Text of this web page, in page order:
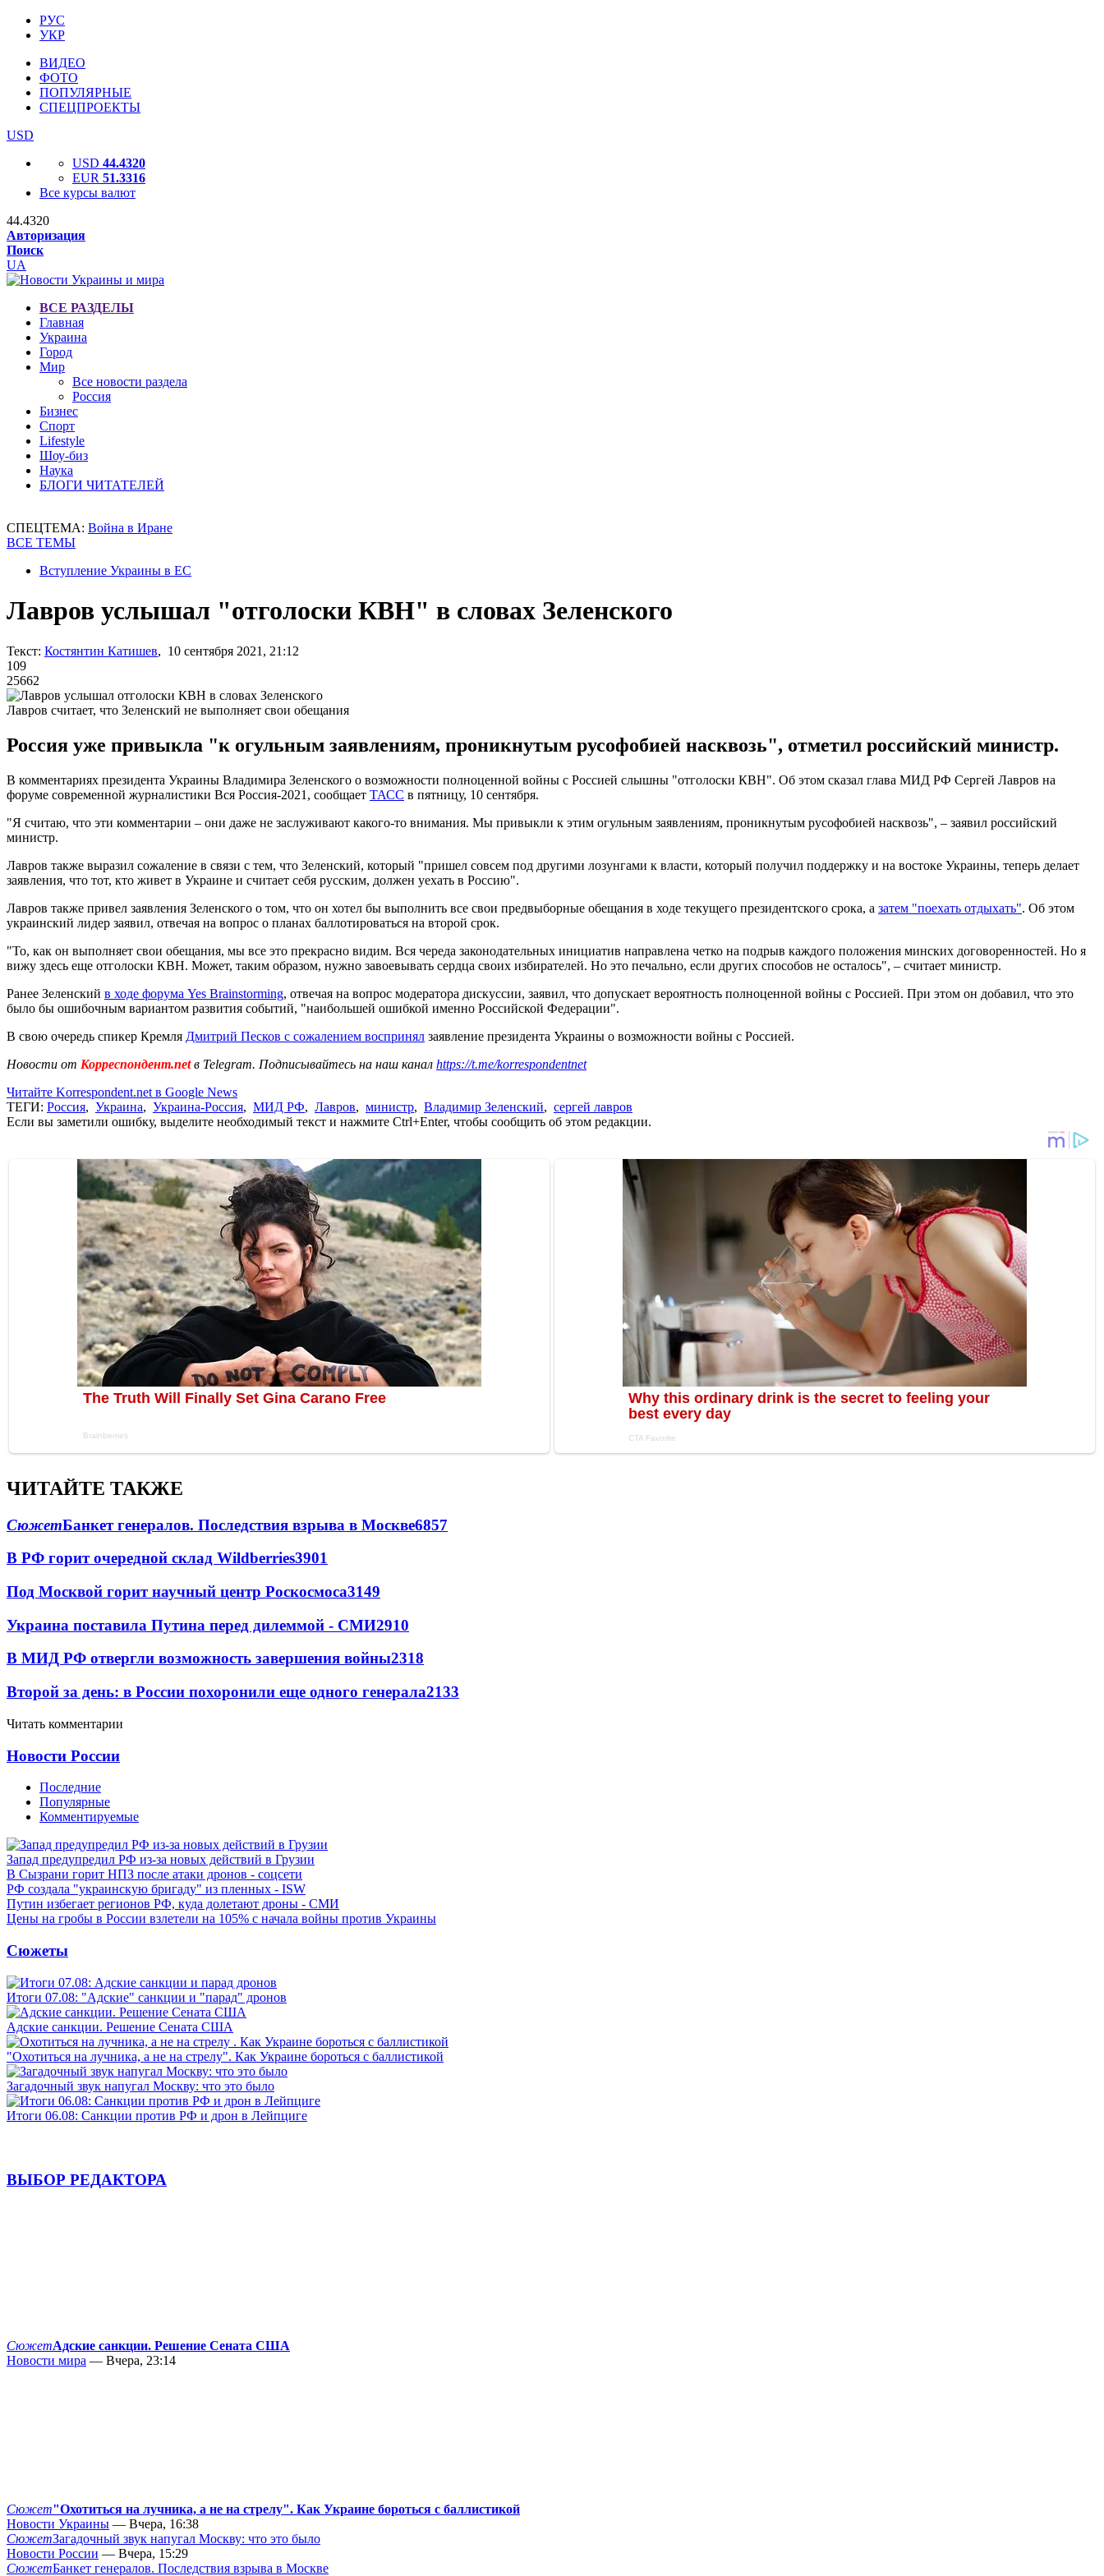
РУС
УКР
ВИДЕО
ФОТО
ПОПУЛЯРНЫЕ
СПЕЦПРОЕКТЫ
USD
USD 44.4320
EUR 51.3316
Все курсы валют
44.4320
Авторизация
Поиск
UA
ВСЕ РАЗДЕЛЫ
Главная
Украина
Город
Мир
Все новости раздела
Россия
Бизнес
Спорт
Lifestyle
Шоу-биз
Наука
БЛОГИ ЧИТАТЕЛЕЙ
СПЕЦТЕМА: Война в Иране
ВСЕ ТЕМЫ
Вступление Украины в ЕС
Лавров услышал "отголоски КВН" в словах Зеленского
Текст: Костянтин Катишев, 10 сентября 2021, 21:12
109
25662
Лавров считает, что Зеленский не выполняет свои обещания
Россия уже привыкла "к огульным заявлениям, проникнутым русофобией насквозь", отметил российский министр.
В комментариях президента Украины Владимира Зеленского о возможности полноценной войны с Россией слышны "отголоски КВН". Об этом сказал глава МИД РФ Сергей Лавров на
форуме современной журналистики Вся Россия-2021, сообщает ТАСС в пятницу, 10 сентября.
"Я считаю, что эти комментарии – они даже не заслуживают какого-то внимания. Мы привыкли к этим огульным заявлениям, проникнутым русофобией насквозь", – заявил российский
министр.
Лавров также выразил сожаление в связи с тем, что Зеленский, который "пришел совсем под другими лозунгами к власти, который получил поддержку и на востоке Украины, теперь делает
заявления, что тот, кто живет в Украине и считает себя русским, должен уехать в Россию".
Лавров также привел заявления Зеленского о том, что он хотел бы выполнить все свои предвыборные обещания в ходе текущего президентского срока, а затем "поехать отдыхать". Об этом
украинский лидер заявил, отвечая на вопрос о планах баллотироваться на второй срок.
"То, как он выполняет свои обещания, мы все это прекрасно видим. Вся череда законодательных инициатив направлена четко на подрыв каждого положения минских договоренностей. Но я
вижу здесь еще отголоски КВН. Может, таким образом, нужно завоевывать сердца своих избирателей. Но это печально, если других способов не осталось", – считает министр.
Ранее Зеленский в ходе форума Yes Brainstorming, отвечая на вопрос модератора дискуссии, заявил, что допускает вероятность полноценной войны с Россией. При этом он добавил, что это
было бы ошибочным вариантом развития событий, "наибольшей ошибкой именно Российской Федерации".
В свою очередь спикер Кремля Дмитрий Песков с сожалением воспринял заявление президента Украины о возможности войны с Россией.
Новости от Корреспондент.netв Telegram. Подписывайтесь на наш канал https://t.me/korrespondentnet
Читайте Korrespondent.net в Google News
ТЕГИ: Россия, Украина, Украина-Россия, МИД РФ, Лавров, министр, Владимир Зеленский, сергей лавров
Если вы заметили ошибку, выделите необходимый текст и нажмите Ctrl+Enter, чтобы сообщить об этом редакции.
ЧИТАЙТЕ ТАКЖЕ
СюжетБанкет генералов. Последствия взрыва в Москве6857
В РФ горит очередной склад Wildberries3901
Под Москвой горит научный центр Роскосмоса3149
Украина поставила Путина перед дилеммой - СМИ2910
В МИД РФ отвергли возможность завершения войны2318
Второй за день: в России похоронили еще одного генерала2133
Читать комментарии
Новости России
Последние
Популярные
Комментируемые
Запад предупредил РФ из-за новых действий в Грузии
В Сызрани горит НПЗ после атаки дронов - соцсети
РФ создала "украинскую бригаду" из пленных - ISW
Путин избегает регионов РФ, куда долетают дроны - СМИ
Цены на гробы в России взлетели на 105% с начала войны против Украины
Сюжеты
Итоги 07.08: "Адские" санкции и "парад" дронов
Адские санкции. Решение Сената США
"Охотиться на лучника, а не на стрелу". Как Украине бороться с баллистикой
Загадочный звук напугал Москву: что это было
Итоги 06.08: Санкции против РФ и дрон в Лейпциге
ВЫБОР РЕДАКТОРА
СюжетАдские санкции. Решение Сената США
Новости мира — Вчера, 23:14
Сюжет"Охотиться на лучника, а не на стрелу". Как Украине бороться с баллистикой
Новости Украины — Вчера, 16:38
СюжетЗагадочный звук напугал Москву: что это было
Новости России — Вчера, 15:29
СюжетБанкет генералов. Последствия взрыва в Москве